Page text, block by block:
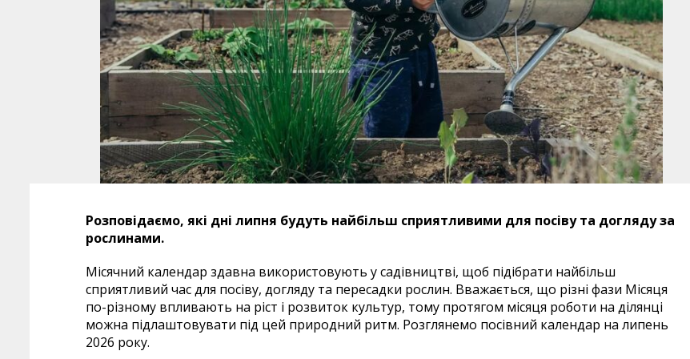
Розповідаємо, які дні липня будуть найбільш сприятливими для посіву та догляду за
рослинами.
Місячний календар здавна використовують у садівництві, щоб підібрати найбільш
сприятливий час для посіву, догляду та пересадки рослин. Вважається, що різні фази Місяця
по-різному впливають на ріст і розвиток культур, тому протягом місяця роботи на ділянці
можна підлаштовувати під цей природний ритм. Розглянемо посівний календар на липень
2026 року.